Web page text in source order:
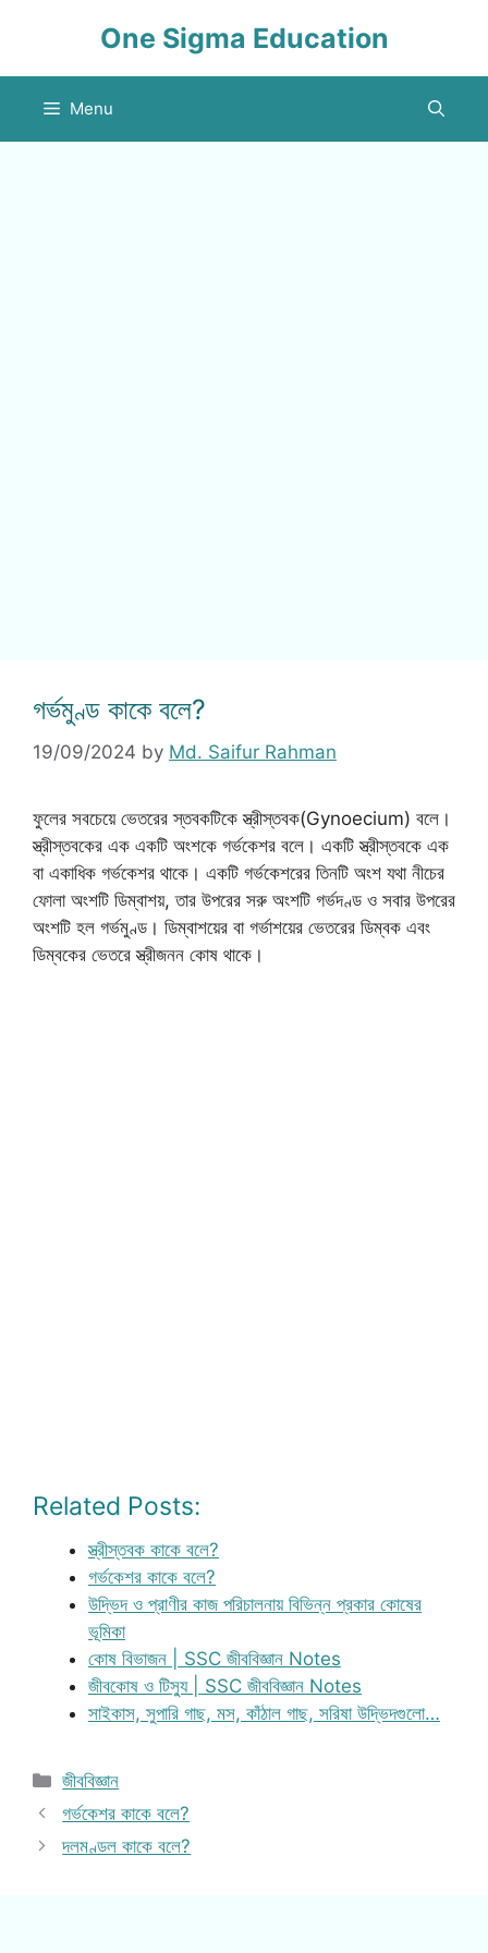
One Sigma Education
Menu
গর্ভমুণ্ড কাকে বলে?
19/09/2024 by Md. Saifur Rahman
ফুলের সবচেয়ে ভেতরের স্তবকটিকে স্ত্রীস্তবক(Gynoecium) বলে।
স্ত্রীস্তবকের এক একটি অংশকে গর্ভকেশর বলে। একটি স্ত্রীস্তবকে এক
বা একাধিক গর্ভকেশর থাকে। একটি গর্ভকেশরের তিনটি অংশ যথা নীচের
ফোলা অংশটি ডিম্বাশয়, তার উপরের সরু অংশটি গর্ভদণ্ড ও সবার উপরের
অংশটি হল গর্ভমুণ্ড। ডিম্বাশয়ের বা গর্ভাশয়ের ভেতরের ডিম্বক এবং
ডিম্বকের ভেতরে স্ত্রীজনন কোষ থাকে।
Related Posts:
স্ত্রীস্তবক কাকে বলে?
গর্ভকেশর কাকে বলে?
উদ্ভিদ ও প্রাণীর কাজ পরিচালনায় বিভিন্ন প্রকার কোষের
ভূমিকা
কোষ বিভাজন | SSC জীববিজ্ঞান Notes
জীবকোষ ও টিস্যু | SSC জীববিজ্ঞান Notes
সাইকাস, সুপারি গাছ, মস, কাঁঠাল গাছ, সরিষা উদ্ভিদগুলো…
Categories
জীববিজ্ঞান
গর্ভকেশর কাকে বলে?
দলমণ্ডল কাকে বলে?